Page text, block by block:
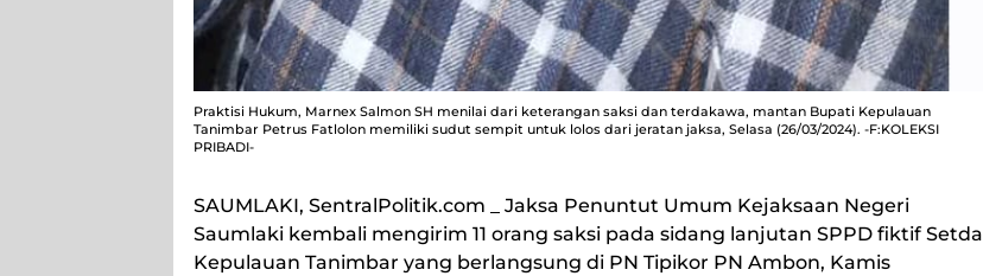
Praktisi Hukum, Marnex Salmon SH menilai dari keterangan saksi dan terdakawa, mantan Bupati Kepulauan
Tanimbar Petrus Fatlolon memiliki sudut sempit untuk lolos dari jeratan jaksa, Selasa (26/03/2024). -F:KOLEKSI
PRIBADI-
SAUMLAKI, SentralPolitik.com _ Jaksa Penuntut Umum Kejaksaan Negeri
Saumlaki kembali mengirim 11 orang saksi pada sidang lanjutan SPPD fiktif Setda
Kepulauan Tanimbar yang berlangsung di PN Tipikor PN Ambon, Kamis